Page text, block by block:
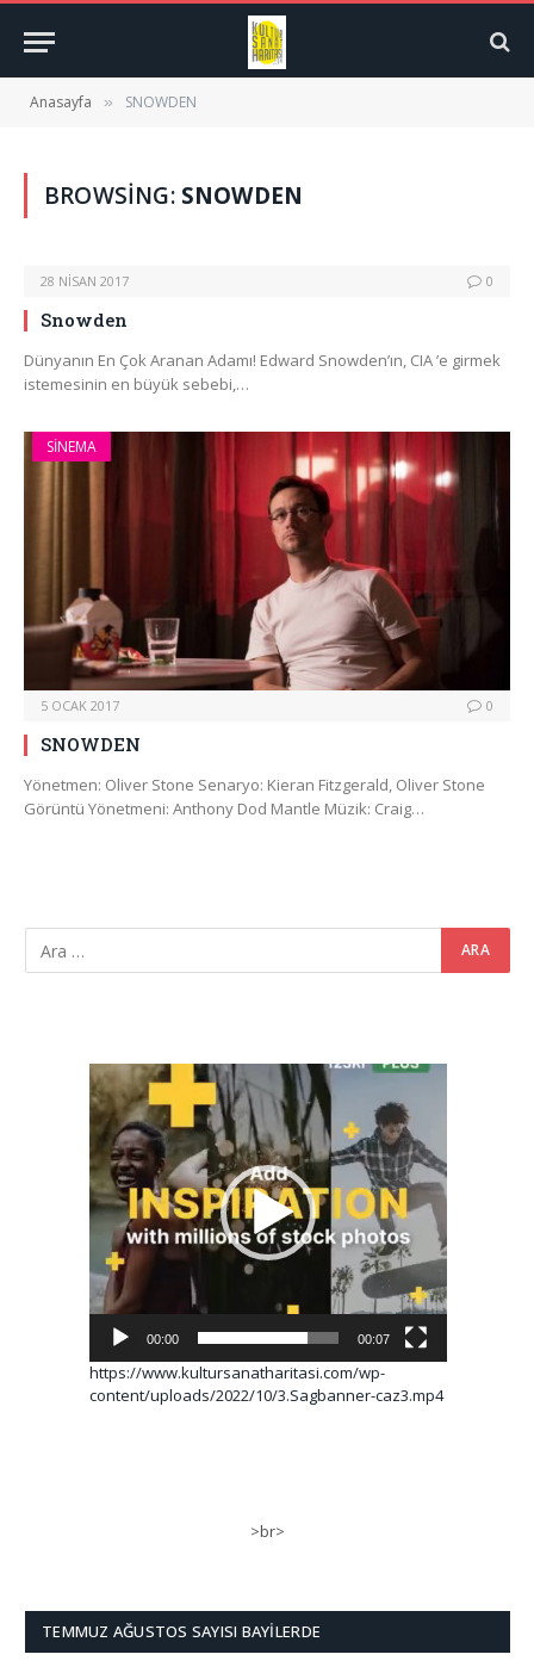
Anasayfa » SNOWDEN
BROWSING: SNOWDEN
28 NISAN 2017 0
Snowden
Dünyanın En Çok Aranan Adamı! Edward Snowden’ın, CIA ’e girmek
istemesinin en büyük sebebi,…
SINEMA
5 OCAK 2017 0
SNOWDEN
Yönetmen: Oliver Stone Senaryo: Kieran Fitzgerald, Oliver Stone
Görüntü Yönetmeni: Anthony Dod Mantle Müzik: Craig…
Video
oynatıcı
00:00 00:07
https://www.kultursanatharitasi.com/wp-
content/uploads/2022/10/3.Sagbanner-caz3.mp4
>br>
TEMMUZ AĞUSTOS SAYISI BAYILERDE